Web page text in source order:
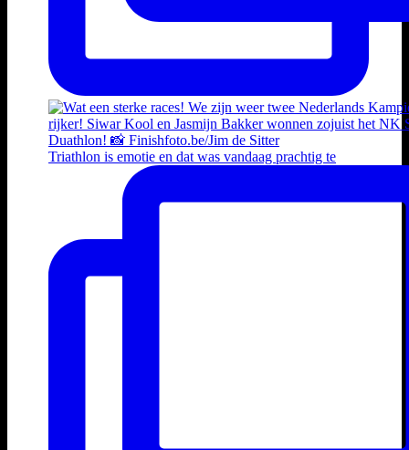
Triathlon is emotie en dat was vandaag prachtig te